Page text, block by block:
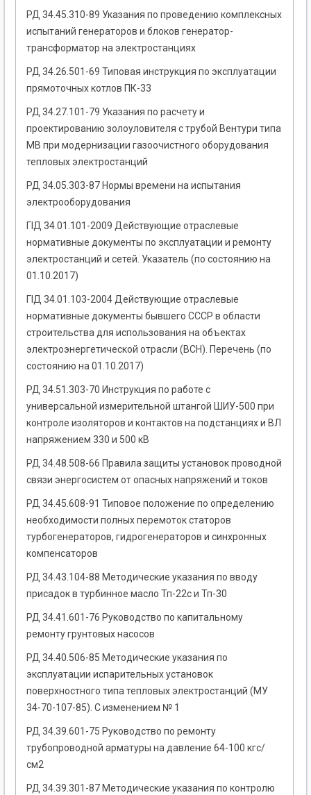
РД 34.45.310-89 Указания по проведению комплексных
испытаний генераторов и блоков генератор-
трансформатор на электростанциях
РД 34.26.501-69 Типовая инструкция по эксплуатации
прямоточных котлов ПК-33
РД 34.27.101-79 Указания по расчету и
проектированию золоуловителя с трубой Вентури типа
МВ при модернизации газоочистного оборудования
тепловых электростанций
РД 34.05.303-87 Нормы времени на испытания
электрооборудования
ГІД 34.01.101-2009 Действующие отраслевые
нормативные документы по эксплуатации и ремонту
электростанций и сетей. Указатель (по состоянию на
01.10.2017)
ГІД 34.01.103-2004 Действующие отраслевые
нормативные документы бывшего СССР в области
строительства для использования на объектах
электроэнергетической отрасли (ВСН). Перечень (по
состоянию на 01.10.2017)
РД 34.51.303-70 Инструкция по работе с
универсальной измерительной штангой ШИУ-500 при
контроле изоляторов и контактов на подстанциях и ВЛ
напряжением 330 и 500 кВ
РД 34.48.508-66 Правила защиты установок проводной
связи энергосистем от опасных напряжений и токов
РД 34.45.608-91 Типовое положение по определению
необходимости полных перемоток статоров
турбогенераторов, гидрогенераторов и синхронных
компенсаторов
РД 34.43.104-88 Методические указания по вводу
присадок в турбинное масло Тп-22с и Тп-30
РД 34.41.601-76 Руководство по капитальному
ремонту грунтовых насосов
РД 34.40.506-85 Методические указания по
эксплуатации испарительных установок
поверхностного типа тепловых электростанций (МУ
34-70-107-85). С изменением № 1
РД 34.39.601-75 Руководство по ремонту
трубопроводной арматуры на давление 64-100 кгс/
см2
РД 34.39.301-87 Методические указания по контролю